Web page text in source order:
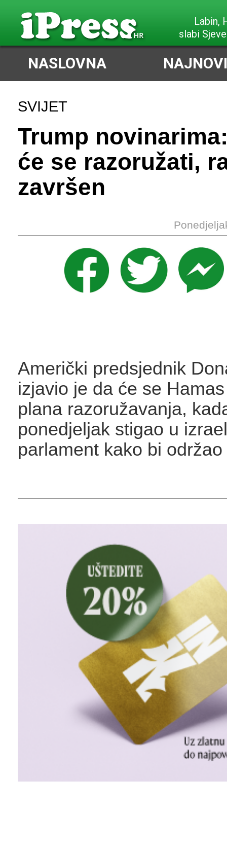
Labin,
slabi
NASLOVNA
SVIJET
Trump
će se razoružati,
završen
Američki predsjednik
izjavio je da će se
plana razoružavanja,
ponedjeljak stigao u
parlament kako bi održao